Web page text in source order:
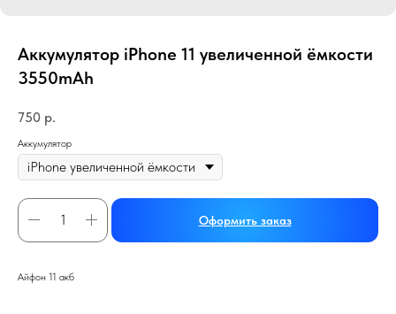
Аккумулятор iPhone 11 увеличенной ёмкости
3550mAh
750 р.
Аккумулятор
Оформить заказ
Айфон 11 акб